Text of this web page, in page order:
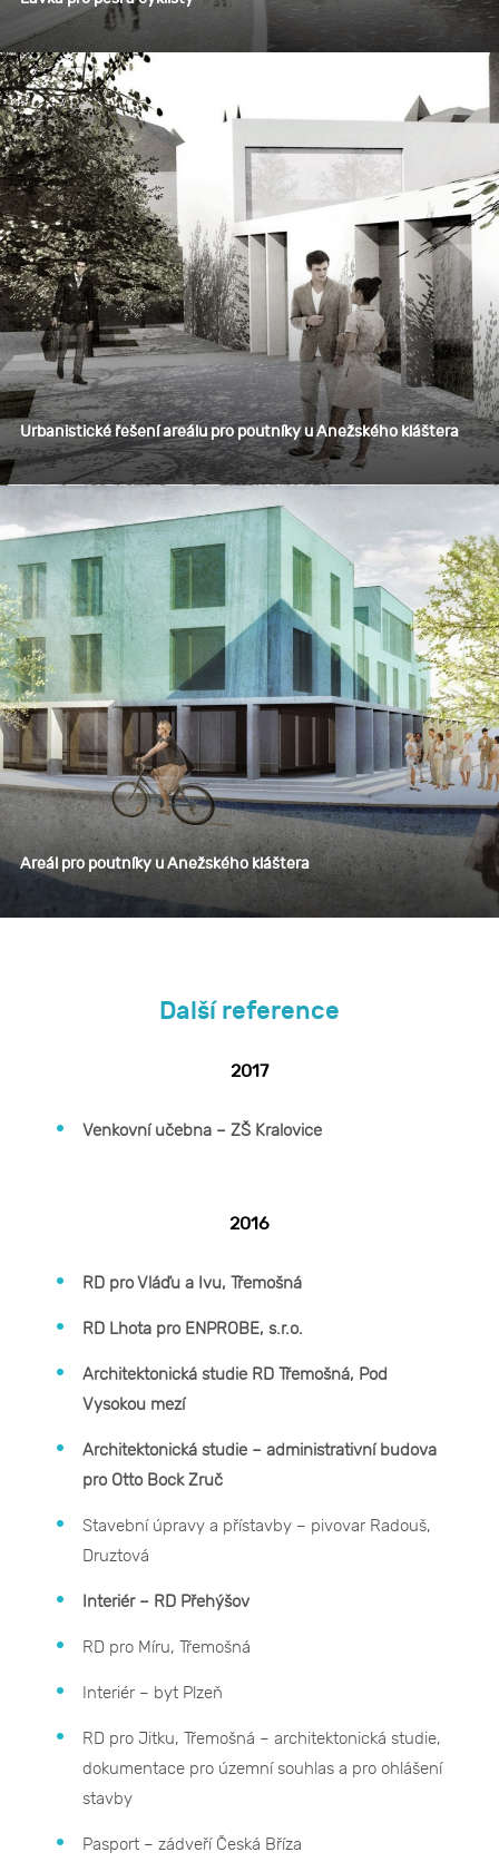
Urbanistické řešení areálu pro poutníky u Anežského kláštera
Areál pro poutníky u Anežského kláštera
Další reference
2017
Venkovní učebna – ZŠ Kralovice
2016
RD pro Vláďu a Ivu, Třemošná
RD Lhota pro ENPROBE, s.r.o.
Architektonická studie RD Třemošná, Pod
Vysokou mezí
Architektonická studie – administrativní budova
pro Otto Bock Zruč
Stavební úpravy a přístavby – pivovar Radouš,
Druztová
Interiér – RD Přehýšov
RD pro Míru, Třemošná
Interiér – byt Plzeň
RD pro Jitku, Třemošná – architektonická studie,
dokumentace pro územní souhlas a pro ohlášení
stavby
Pasport – zádveří Česká Bříza